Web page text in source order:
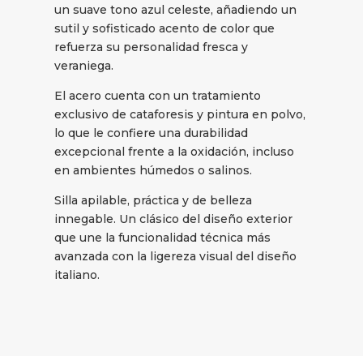
un suave tono azul celeste, añadiendo un
sutil y sofisticado acento de color que
refuerza su personalidad fresca y
veraniega.
El acero cuenta con un tratamiento
exclusivo de cataforesis y pintura en polvo,
lo que le confiere una durabilidad
excepcional frente a la oxidación, incluso
en ambientes húmedos o salinos.
Silla apilable, práctica y de belleza
innegable. Un clásico del diseño exterior
que une la funcionalidad técnica más
avanzada con la ligereza visual del diseño
italiano.